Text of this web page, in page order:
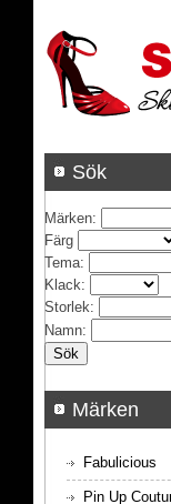
Sök
Märken:
Färg
Tema:
Klack:
Storlek:
Namn:
Märken
Fabulicious
Pin Up